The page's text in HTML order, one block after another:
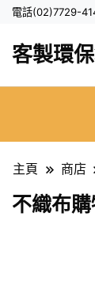
電話(02)7729-
客製環
主頁 商店
不織布